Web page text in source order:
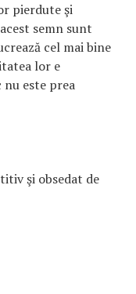
pierdute şi
semn sunt
cel mai bine
lor e
este prea
şi obsedat de